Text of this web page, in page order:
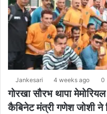
Jankesari 4 weeks ago 0
गोरखा सौरभ थापा
कैबिनेट मंत्री गणेश जोशी ने